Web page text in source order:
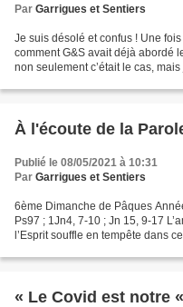
Par Garrigues et Sentiers
Je suis désolé et confus ! Une
comment G&S avait déjà abordé
non seulement c’était le cas,
À l'écoute de la
Publié le 08/05/2021 à 10:31
Par Garrigues et Sentiers
6ème Dimanche de Pâques
Ps97 ; 1Jn4, 7-10 ; Jn 15, 9-17
l’Esprit souffle en tempête dans
« Le Covid est notre